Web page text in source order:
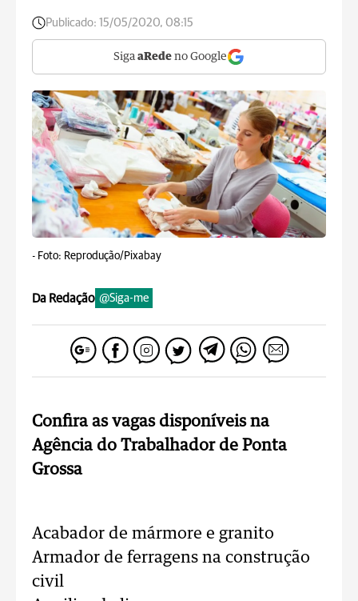
Publicado: 15/05/2020, 08:15
Siga aRede no Google
- Foto: Reprodução/Pixabay
Da Redação @Siga-me
Confira as vagas disponíveis na
Agência do Trabalhador de Ponta
Grossa
Acabador de mármore e granito
Armador de ferragens na construção
civil